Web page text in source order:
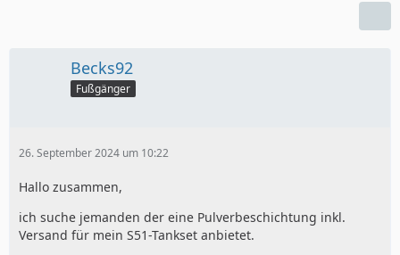
Becks92
Fußgänger
26. September 2024 um 10:22
Hallo zusammen,
ich suche jemanden der eine Pulverbeschichtung inkl.
Versand für mein S51-Tankset anbietet.